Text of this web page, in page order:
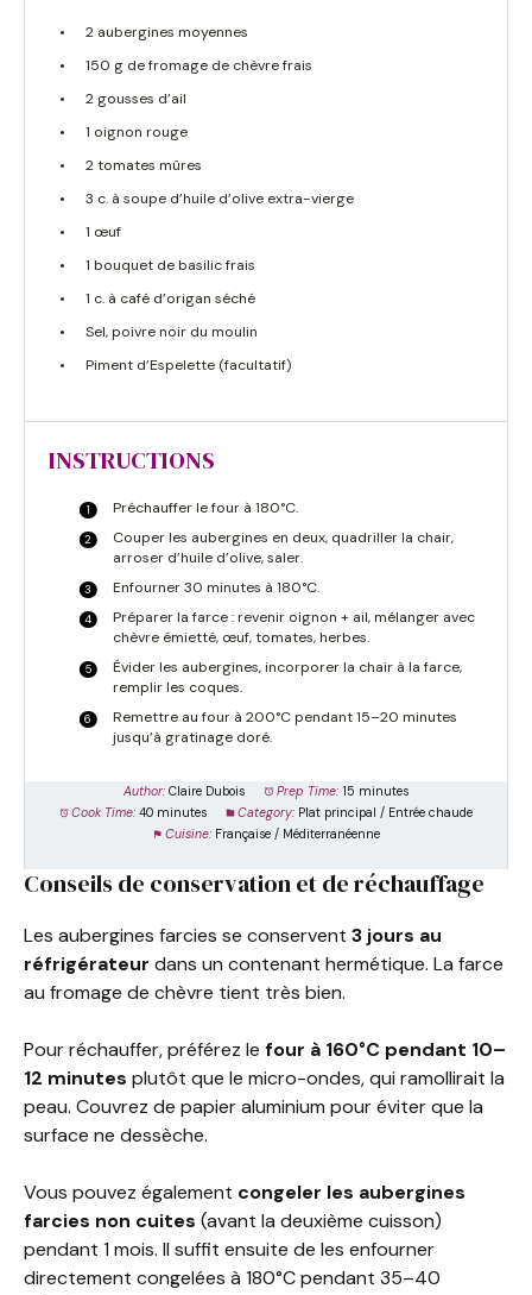
2 aubergines moyennes
150 g de fromage de chèvre frais
2 gousses d’ail
1 oignon rouge
2 tomates mûres
3 c. à soupe d’huile d’olive extra-vierge
1 œuf
1 bouquet de basilic frais
1 c. à café d’origan séché
Sel, poivre noir du moulin
Piment d’Espelette (facultatif)
INSTRUCTIONS
Préchauffer le four à 180°C.
Couper les aubergines en deux, quadriller la chair,
arroser d’huile d’olive, saler.
Enfourner 30 minutes à 180°C.
Préparer la farce : revenir oignon + ail, mélanger avec
chèvre émietté, œuf, tomates, herbes.
Évider les aubergines, incorporer la chair à la farce,
remplir les coques.
Remettre au four à 200°C pendant 15–20 minutes
jusqu’à gratinage doré.
Author: Claire Dubois Prep Time: 15 minutes
Cook Time: 40 minutes Category: Plat principal / Entrée chaude
Cuisine: Française / Méditerranéenne
Conseils de conservation et de réchauffage
Les aubergines farcies se conservent 3 jours au
réfrigérateur dans un contenant hermétique. La farce
au fromage de chèvre tient très bien.
Pour réchauffer, préférez le four à 160°C pendant 10–
12 minutes plutôt que le micro-ondes, qui ramollirait la
peau. Couvrez de papier aluminium pour éviter que la
surface ne dessèche.
Vous pouvez également congeler les aubergines
farcies non cuites (avant la deuxième cuisson)
pendant 1 mois. Il suffit ensuite de les enfourner
directement congelées à 180°C pendant 35–40